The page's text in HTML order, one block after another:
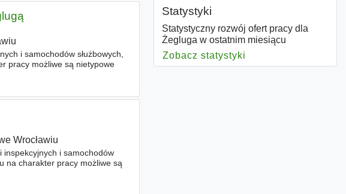
i samochodów służbowych,
pracy możliwe są nietypowe
Wrocławiu
inspekcyjnych i samochodów
na charakter pracy możliwe są
Statystyki
Statystyczny rozwój ofert pracy dla
Żegluga w ostatnim miesiącu
Zobacz statystyki